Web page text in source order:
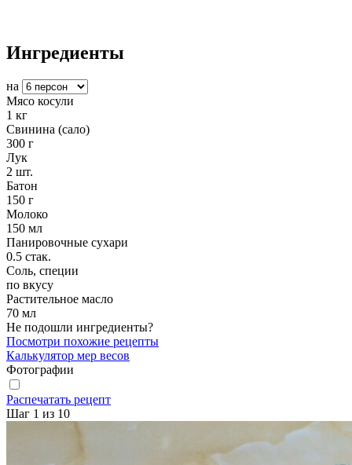
Ингредиенты
на
Мясо косули
1 кг
Свинина (сало)
300 г
Лук
2 шт.
Батон
150 г
Молоко
150 мл
Панировочные сухари
0.5 стак.
Соль, специи
по вкусу
Растительное масло
70 мл
Не подошли ингредиенты?
Посмотри похожие рецепты
Калькулятор мер весов
Фотографии
Распечатать рецепт
Шаг 1 из 10